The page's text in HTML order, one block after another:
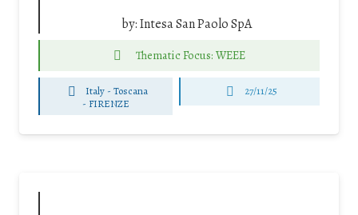
by:Intesa San Paolo SpA
Thematic Focus: WEEE
Italy - Toscana
- FIRENZE
27/11/25